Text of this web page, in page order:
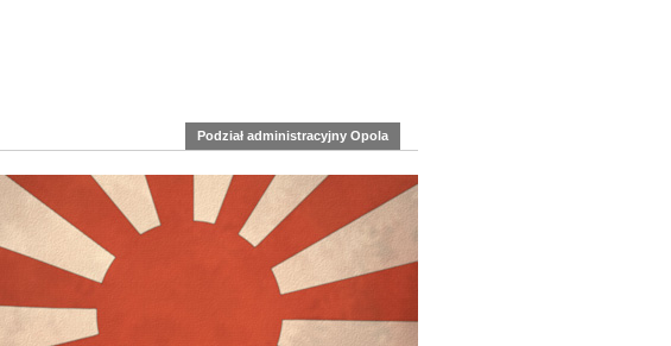
Podział administracyjny Opola